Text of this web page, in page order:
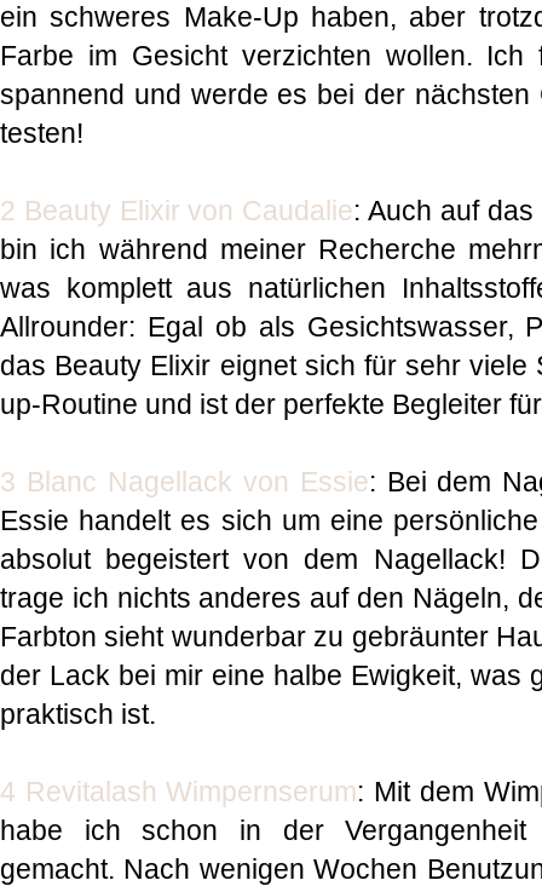
ein schweres Make-Up haben, aber
Farbe im Gesicht verzichten wollen. Ich
spannend und werde es bei der nächsten
testen!
2 Beauty Elixir von Caudalie: Auch auf
bin ich während meiner Recherche
was komplett aus natürlichen
Allrounder: Egal ob als Gesichtswasser,
das Beauty Elixir eignet sich für sehr viele
up-Routine und ist der perfekte Begleiter
3 Blanc Nagellack von Essie: Bei dem
Essie handelt es sich um eine
absolut begeistert von dem Nagellack!
trage ich nichts anderes auf den Nägeln,
Farbton sieht wunderbar zu gebräunter
der Lack bei mir eine halbe Ewigkeit, was
praktisch ist.
4 Revitalash Wimpernserum: Mit dem
habe ich schon in der Vergangenheit
gemacht. Nach wenigen Wochen